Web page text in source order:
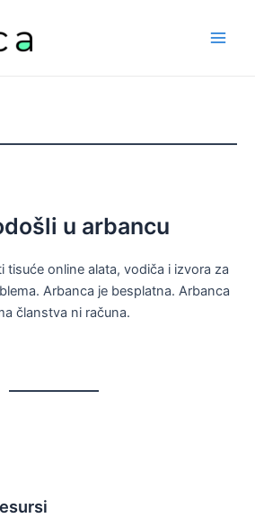
u arbancu
tisuće online alata, vodiča i izvora za
Arbanca je besplatna. Arbanca
članstva ni računa.